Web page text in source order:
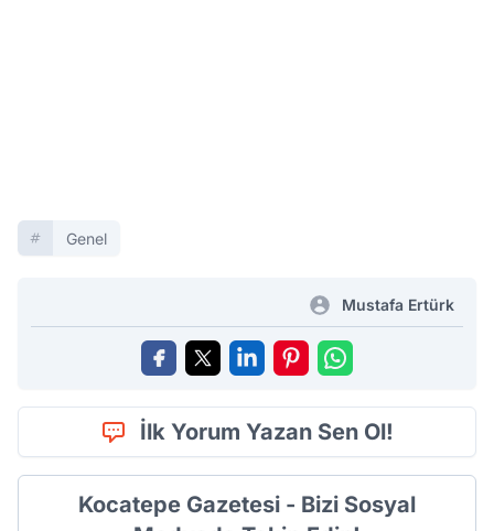
Genel
Mustafa Ertürk
İlk Yorum Yazan Sen Ol!
Kocatepe Gazetesi - Bizi Sosyal